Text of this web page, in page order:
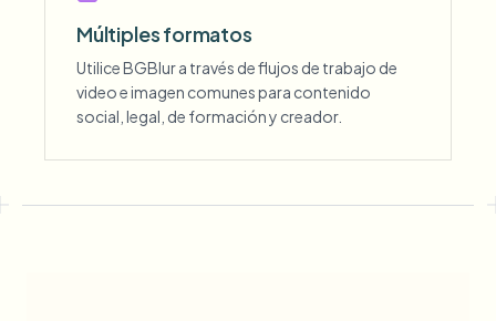
Múltiples formatos
Utilice BGBlur a través de flujos de trabajo de
video e imagen comunes para contenido
social, legal, de formación y creador.